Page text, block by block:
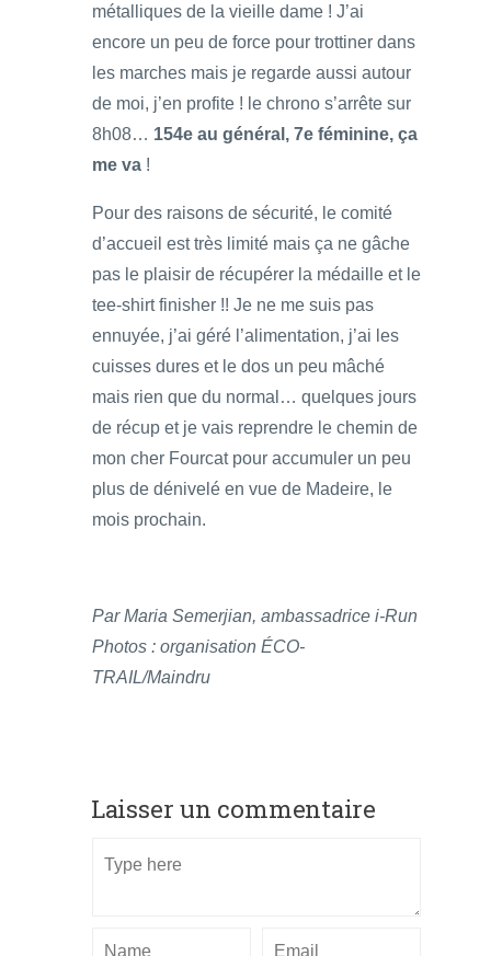
métalliques de la vieille dame ! J’ai
encore un peu de force pour trottiner dans
les marches mais je regarde aussi autour
de moi, j’en profite ! le chrono s’arrête sur
8h08… 154e au général, 7e féminine, ça
me va !
Pour des raisons de sécurité, le comité
d’accueil est très limité mais ça ne gâche
pas le plaisir de récupérer la médaille et le
tee-shirt finisher !! Je ne me suis pas
ennuyée, j’ai géré l’alimentation, j’ai les
cuisses dures et le dos un peu mâché
mais rien que du normal… quelques jours
de récup et je vais reprendre le chemin de
mon cher Fourcat pour accumuler un peu
plus de dénivelé en vue de Madeire, le
mois prochain.
Par Maria Semerjian, ambassadrice i-Run
Photos : organisation ÉCO-
TRAIL/Maindru
Laisser un commentaire